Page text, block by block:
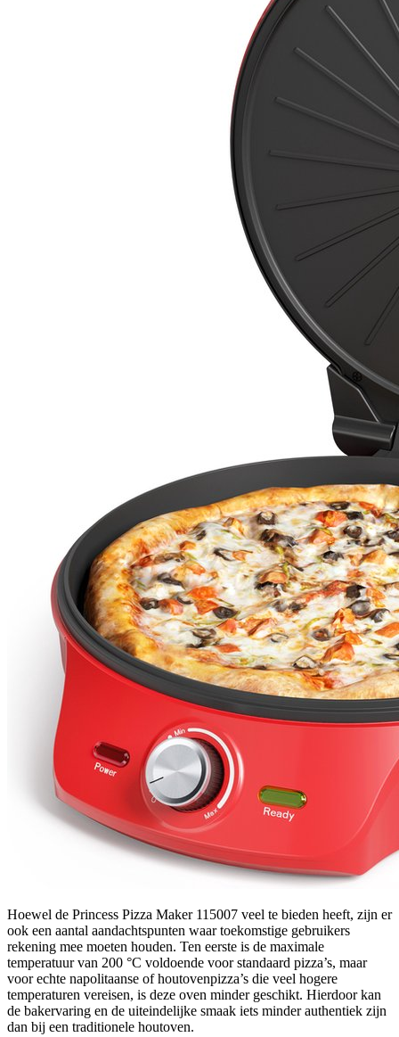
Hoewel de Princess Pizza Maker 115007 veel te bieden heeft, zijn er
ook een aantal aandachtspunten waar toekomstige gebruikers
rekening mee moeten houden. Ten eerste is de maximale
temperatuur van 200 °C voldoende voor standaard pizza’s, maar
voor echte napolitaanse of houtovenpizza’s die veel hogere
temperaturen vereisen, is deze oven minder geschikt. Hierdoor kan
de bakervaring en de uiteindelijke smaak iets minder authentiek zijn
dan bij een traditionele houtoven.